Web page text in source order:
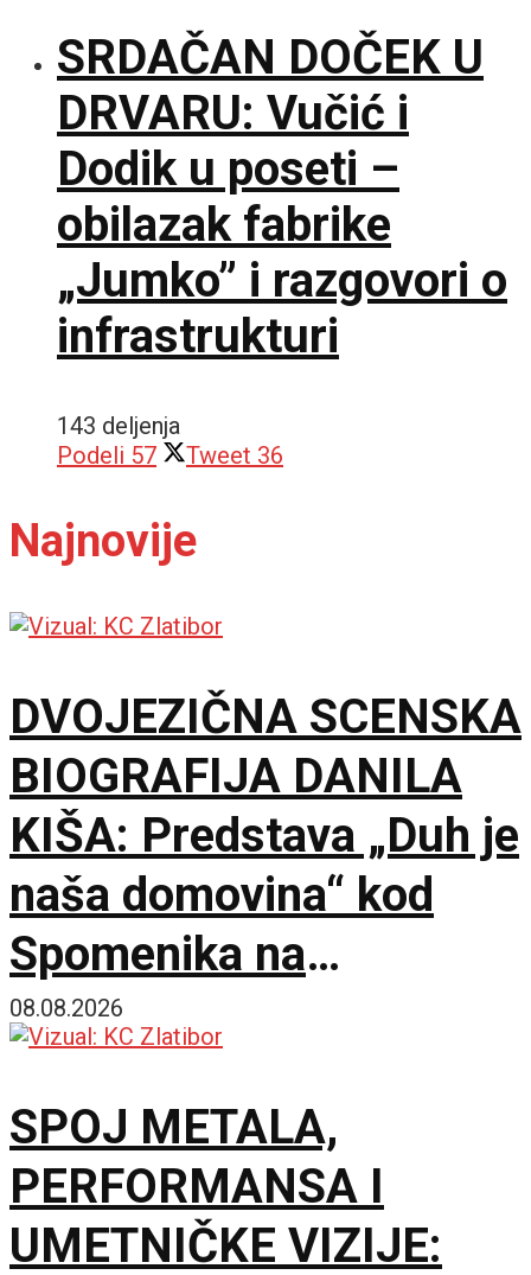
SRDAČAN DOČEK U
DRVARU: Vučić i
Dodik u poseti –
obilazak fabrike
„Jumko” i razgovori o
infrastrukturi
143 deljenja
Podeli 57 Tweet 36
Najnovije
DVOJEZIČNA SCENSKA
BIOGRAFIJA DANILA
KIŠA: Predstava „Duh je
naša domovina“ kod
Spomenika na
Šumatnom brdu
08.08.2026
SPOJ METALA,
PERFORMANSA I
UMETNIČKE VIZIJE: